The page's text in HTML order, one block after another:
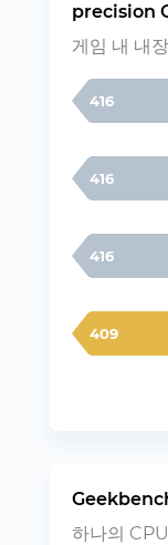
precision
게임 내 내
416
416
416
409
하나의